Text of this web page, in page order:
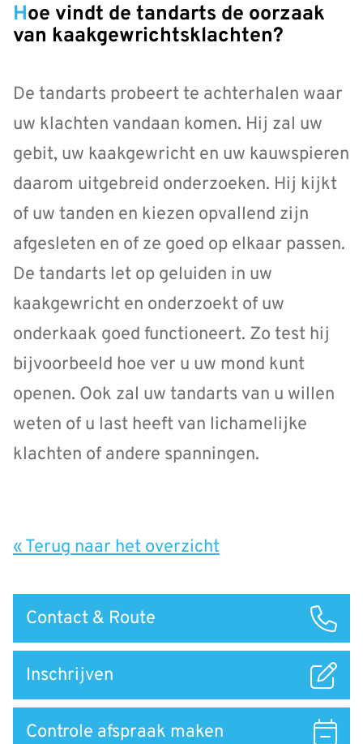
Hoe vindt de tandarts de oorzaak
van kaakgewrichtsklachten?
De tandarts probeert te achterhalen waar
uw klachten vandaan komen. Hij zal uw
gebit, uw kaakgewricht en uw kauwspieren
daarom uitgebreid onderzoeken. Hij kijkt
of uw tanden en kiezen opvallend zijn
afgesleten en of ze goed op elkaar passen.
De tandarts let op geluiden in uw
kaakgewricht en onderzoekt of uw
onderkaak goed functioneert. Zo test hij
bijvoorbeeld hoe ver u uw mond kunt
openen. Ook zal uw tandarts van u willen
weten of u last heeft van lichamelijke
klachten of andere spanningen.
« Terug naar het overzicht
naar
Contact & Route
Inschrijven
Controle afspraak maken